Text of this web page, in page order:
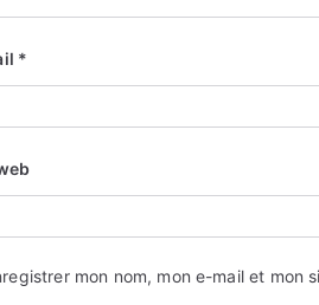
*
mon nom, mon e-mail et mon